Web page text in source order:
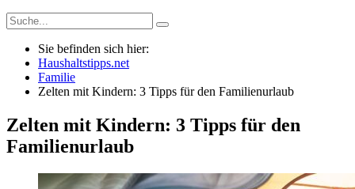
Sie befinden sich hier:
Haushaltstipps.net
Familie
Zelten mit Kindern: 3 Tipps für den Familienurlaub
Zelten mit Kindern: 3 Tipps für den
Familienurlaub